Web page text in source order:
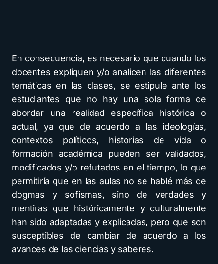
En consecuencia, es necesario que cuando los
docentes expliquen y/o analicen las diferentes
temáticas en las clases, se estipule ante los
estudiantes que no hay una sola forma de
abordar una realidad específica histórica o
actual, ya que de acuerdo a las ideologías,
contextos políticos, historias de vida o
formación académica pueden ser validados,
modificados y/o refutados en el tiempo, lo que
permitiría que en las aulas no se hablé más de
dogmas y sofismas, sino de verdades y
mentiras que históricamente y culturalmente
han sido adaptadas y explicadas, pero que son
susceptibles de cambiar de acuerdo a los
avances de las ciencias y saberes.